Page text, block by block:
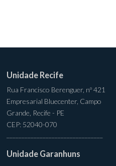
Unidade Recife
Rua Francisco Berenguer, nº 421
Empresarial Bluecenter, Campo
Grande, Recife - PE
CEP: 52040-070
Unidade Garanhuns